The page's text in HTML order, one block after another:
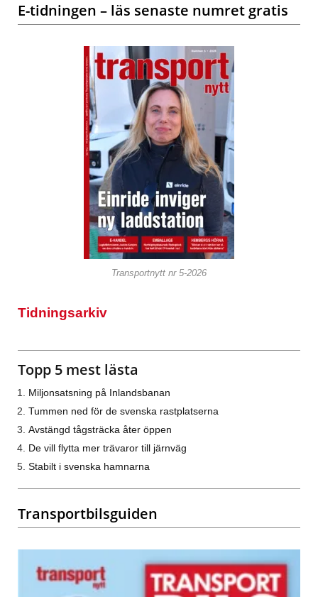
E-tidningen – läs senaste numret gratis
Transportnytt nr 5-2026
Tidningsarkiv
Topp 5 mest lästa
Miljonsatsning på Inlandsbanan
Tummen ned för de svenska rastplatserna
Avstängd tågsträcka åter öppen
De vill flytta mer trävaror till järnväg
Stabilt i svenska hamnarna
Transportbilsguiden